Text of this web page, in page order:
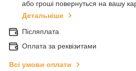
або гроші повернуться на вашу
Детальніше
Післяплата
Оплата за реквізитами
Всі умови оплати